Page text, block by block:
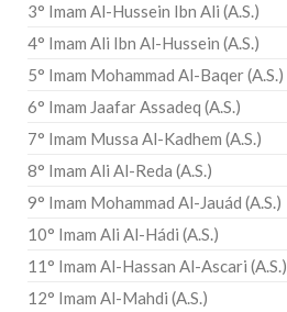
3° Imam Al-Hussein Ibn Ali (A.S.)
4° Imam Ali Ibn Al-Hussein (A.S.)
5° Imam Mohammad Al-Baqer (A.S.)
6° Imam Jaafar Assadeq (A.S.)
7° Imam Mussa Al-Kadhem (A.S.)
8° Imam Ali Al-Reda (A.S.)
9° Imam Mohammad Al-Jauád (A.S.)
10° Imam Ali Al-Hádi (A.S.)
11° Imam Al-Hassan Al-Ascari (A.S.)
12° Imam Al-Mahdi (A.S.)